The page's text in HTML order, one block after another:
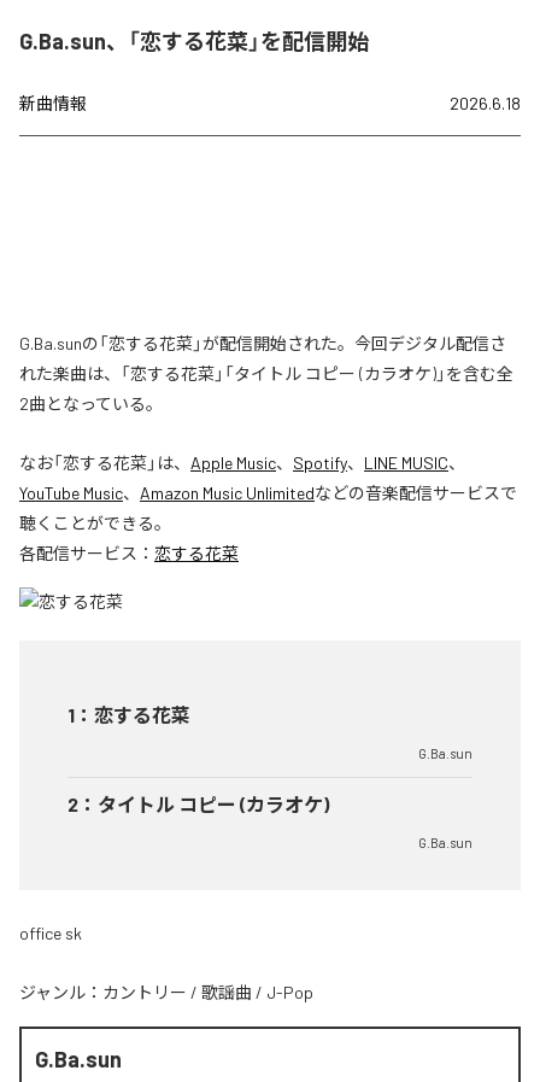
G.Ba.sun、「恋する花菜」を配信開始
新曲情報 2026.6.18
G.Ba.sunの「恋する花菜」が配信開始された。今回デジタル配信さ
れた楽曲は、「恋する花菜」「タイトル コピー (カラオケ)」を含む全
2曲となっている。
なお「恋する花菜」は、 Apple Music、 Spotify、 LINE MUSIC、
YouTube Music、 Amazon Music Unlimitedなどの音楽配信サービスで
聴くことができる。
各配信サービス： 恋する花菜
1 ： 恋する花菜
G.Ba.sun
2 ： タイトル コピー (カラオケ)
G.Ba.sun
office sk
ジャンル： カントリー / 歌謡曲 / J-Pop
G.Ba.sun